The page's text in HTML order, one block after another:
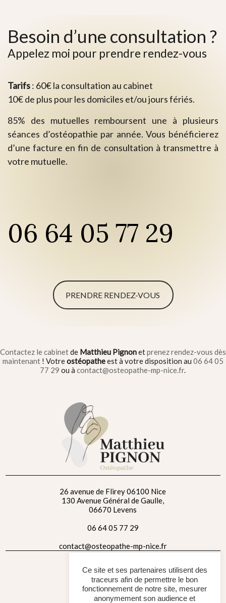
Besoin d’une consultation ?
Appelez moi pour prendre rendez-vous
Tarifs: 60€ la consultation au cabinet
10€ de plus pour les domiciles et/ou jours fériés.
85% des mutuelles remboursent une à plusieurs
séances d’ostéopathie par année. Vous bénéficierez
d’une facture en fin de consultation à transmettre à
votre mutuelle.
06 64 05 77 29
PRENDRE RENDEZ-VOUS
Contactez le cabinetde Matthieu Pignonetprenez rendez-vous dès
maintenant ! Votreostéopatheest à votre disposition au 06 64 05
77 29 ou àcontact@osteopathe-mp-nice.fr.
26 avenue de Flirey06100 Nice
130 Avenue Général de Gaulle,
06670 Levens
06 64 05 77 29
contact@osteopathe-mp-nice.fr
Contactez-nous
Ce site et ses partenaires utilisent des
traceurs afin de permettre le bon
fonctionnement de notre site, mesurer
anonymement son audience et